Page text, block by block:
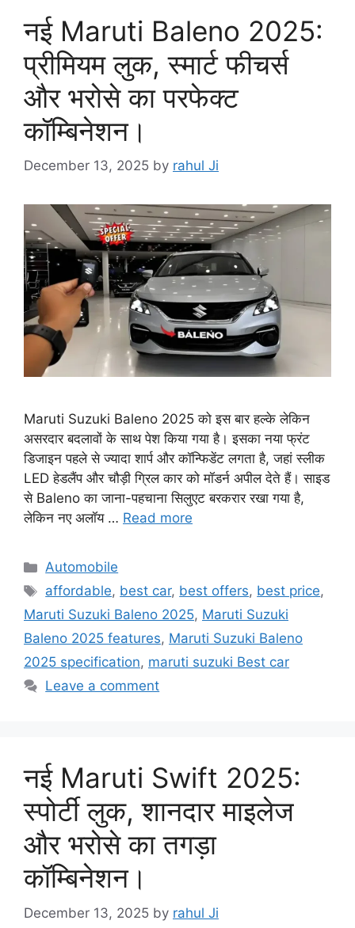
नई Maruti Baleno 2025:
प्रीमियम लुक, स्मार्ट फीचर्स
और भरोसे का परफेक्ट
कॉम्बिनेशन।
December 13, 2025 by rahul Ji
Maruti Suzuki Baleno 2025 को इस बार हल्के लेकिन
असरदार बदलावों के साथ पेश किया गया है। इसका नया फ्रंट
डिजाइन पहले से ज्यादा शार्प और कॉन्फिडेंट लगता है, जहां स्लीक
LED हेडलैंप और चौड़ी ग्रिल कार को मॉडर्न अपील देते हैं। साइड
से Baleno का जाना-पहचाना सिलुएट बरकरार रखा गया है,
लेकिन नए अलॉय … Read more
Categories
Automobile
Tags
affordable, best car, best offers, best price,
Maruti Suzuki Baleno 2025, Maruti Suzuki
Baleno 2025 features, Maruti Suzuki Baleno
2025 specification, maruti suzuki Best car
Leave a comment
नई Maruti Swift 2025:
स्पोर्टी लुक, शानदार माइलेज
और भरोसे का तगड़ा
कॉम्बिनेशन।
December 13, 2025 by rahul Ji